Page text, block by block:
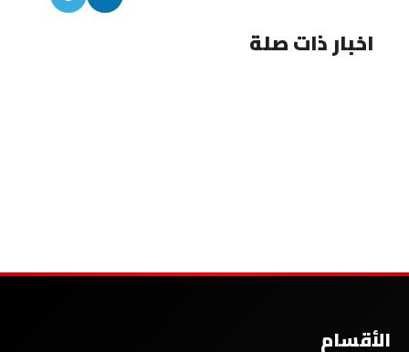
اخبار ذات صلة
الأقسام